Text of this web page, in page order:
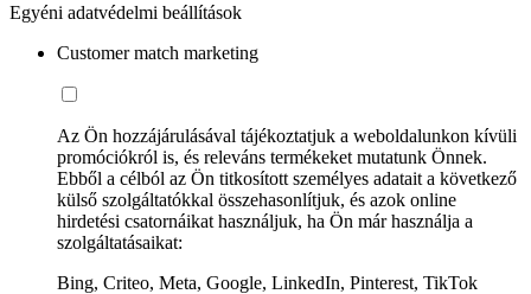
Egyéni adatvédelmi beállítások
Customer match marketing
Az Ön hozzájárulásával tájékoztatjuk a weboldalunkon kívüli
promóciókról is, és releváns termékeket mutatunk Önnek.
Ebből a célból az Ön titkosított személyes adatait a következő
külső szolgáltatókkal összehasonlítjuk, és azok online
hirdetési csatornáikat használjuk, ha Ön már használja a
szolgáltatásaikat:
Bing, Criteo, Meta, Google, LinkedIn, Pinterest, TikTok